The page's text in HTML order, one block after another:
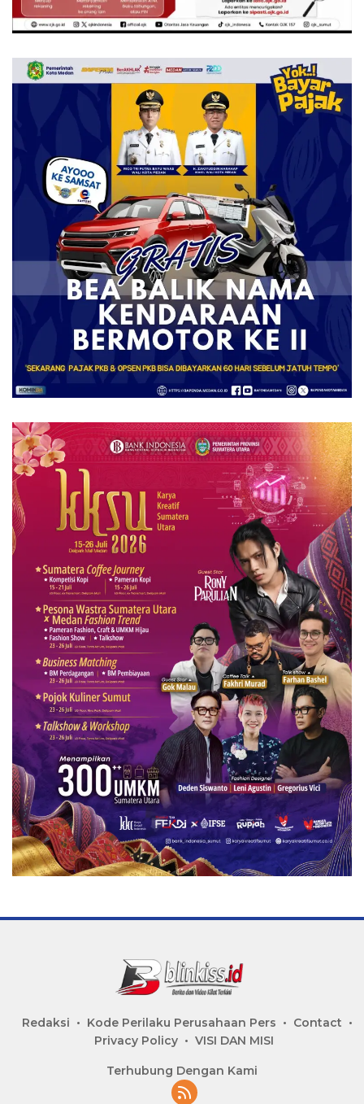
Redaksi Kode Perilaku Perusahaan Pers
Contact
Privacy Policy
VISI DAN MISI
Terhubung Dengan Kami